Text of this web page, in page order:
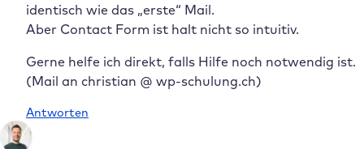
identisch wie das „erste“ Mail.
Aber Contact Form ist halt nicht so intuitiv.
Gerne helfe ich direkt, falls Hilfe noch notwendig ist.
(Mail an christian @ wp-schulung.ch)
Antworten